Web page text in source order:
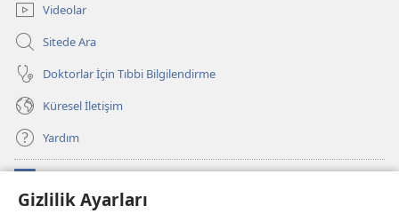
Gizlilik Ayarları
Videolar
Sitede Ara
Doktorlar İçin Tıbbi Bilgilendirme
Küresel İletişim
Yardım
(yeni
pencere